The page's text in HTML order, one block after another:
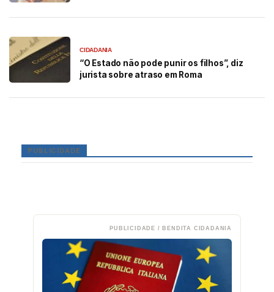
CIDADANIA
“O Estado não pode punir os filhos”, diz
jurista sobre atraso em Roma
PUBLICIDADE
PUBLICIDADE / BENDITA CIDADANIA